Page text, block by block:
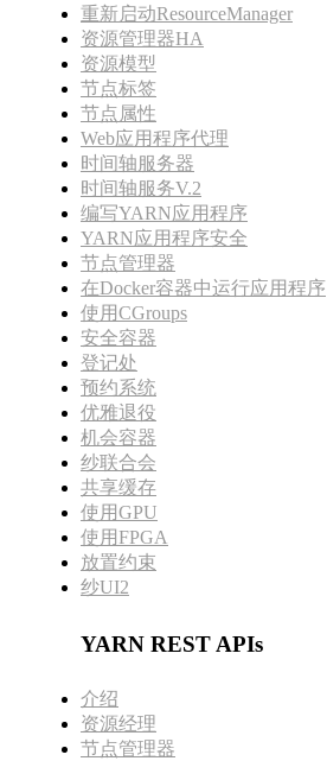
重新启动ResourceManager
资源管理器HA
资源模型
节点标签
节点属性
Web应用程序代理
时间轴服务器
时间轴服务V.2
编写YARN应用程序
YARN应用程序安全
节点管理器
在Docker容器中运行应用程序
使用CGroups
安全容器
登记处
预约系统
优雅退役
机会容器
纱联合会
共享缓存
使用GPU
使用FPGA
放置约束
纱UI2
YARN REST APIs
介绍
资源经理
节点管理器